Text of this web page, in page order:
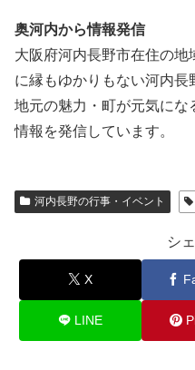
奥河内から情報発信
大阪府河内長野市在住の
に縁もゆかりもない河内
地元の魅力・町が元気にな
情報を発信しています。
河内長野の行事・イベント
シ
X
LINE